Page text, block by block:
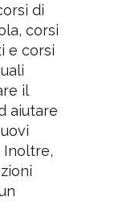
di
corsi
e corsi
il
aiutare
Inoltre,